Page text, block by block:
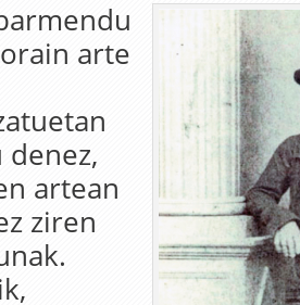
arte
artean
ziren